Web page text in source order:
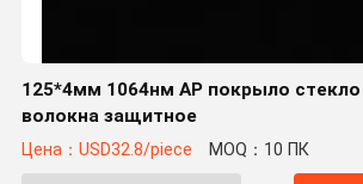
125*4мм 1064нм АР покрыло стекло
волокна защитное
Цена：USD32.8/piece MOQ：10 ПК